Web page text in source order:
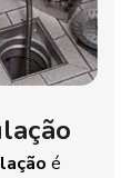
é